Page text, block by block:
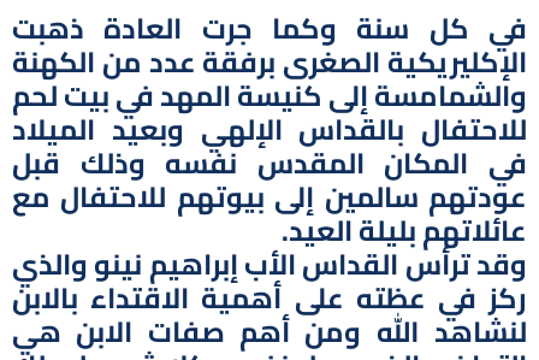
في كل سنة وكما جرت العادة ذهبت
الإكليريكية الصغرى برفقة عدد من الكهنة
والشمامسة إلى كنيسة المهد في بيت لحم
للاحتفال بالقداس الإلهي وبعيد الميلاد
في المكان المقدس نفسه وذلك قبل
عودتهم سالمين إلى بيوتهم للاحتفال مع
عائلاتهم بليلة العيد.
وقد ترأس القداس الأب إبراهيم نينو والذي
ركز في عظته على أهمية الاقتداء بالابن
لنشاهد الله ومن أهم صفات الابن هي